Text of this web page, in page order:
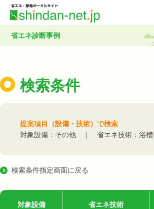
省エネ診断事例
検索条件
提案項目（設備・技術）で検索
対象設備：その他 ｜ 省エネ技術：浴槽
検索条件指定画面に戻る
対象設備 省エネ技術